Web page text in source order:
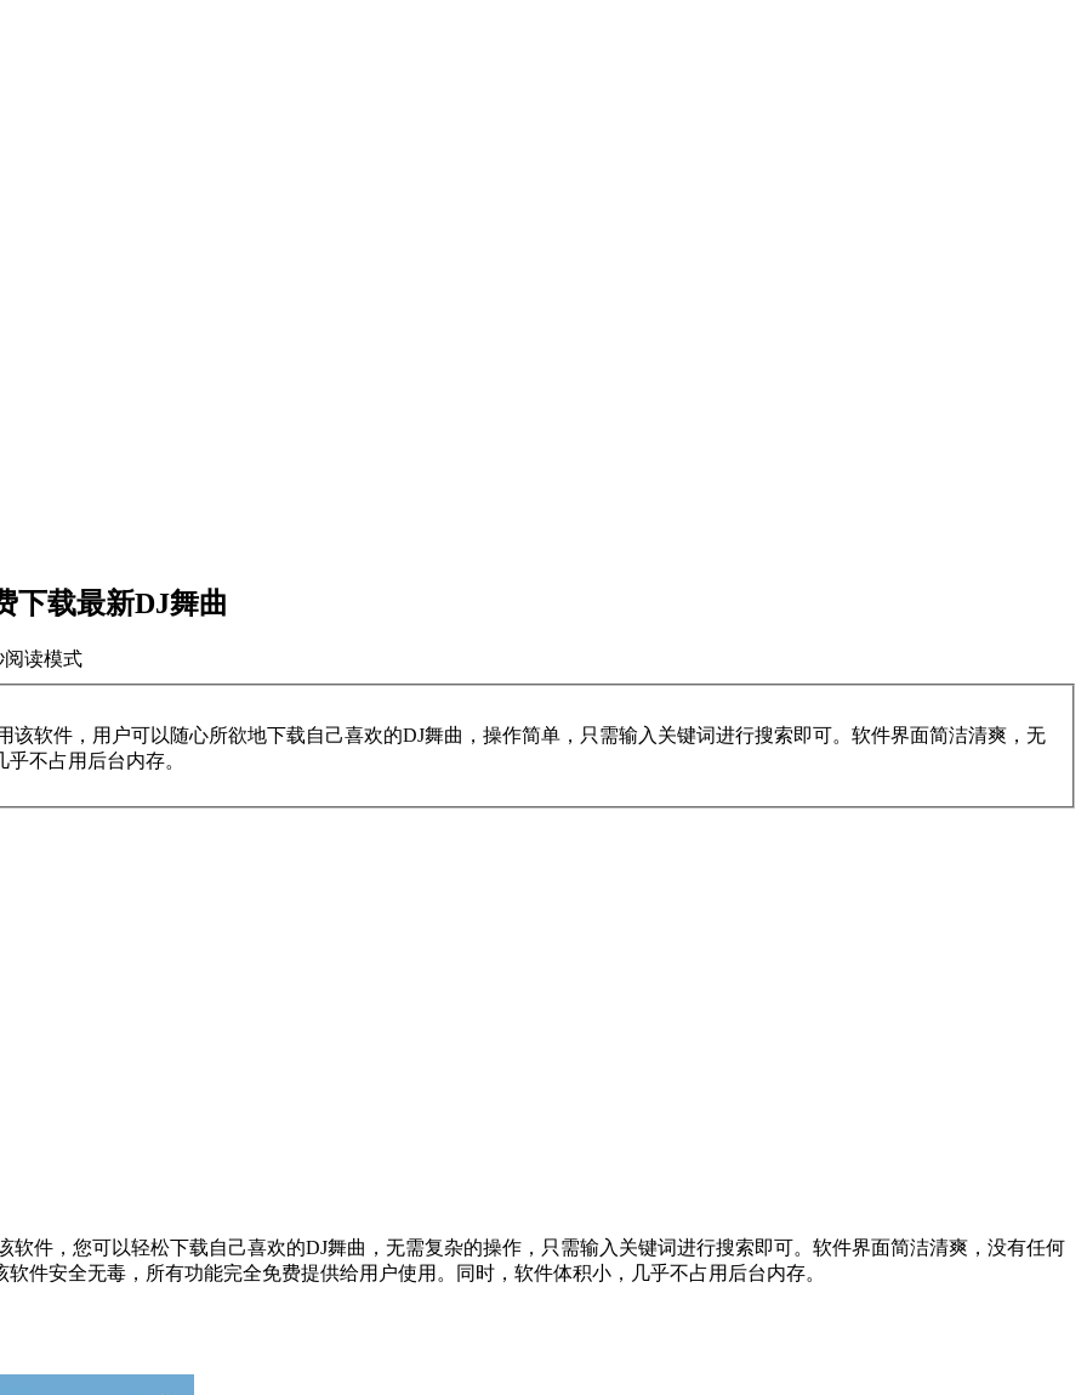
下载最新DJ舞曲
阅读模式
该软件，用户可以随心所欲地下载自己喜欢的DJ舞曲，操作简单，只需输入关键词进行搜索即可。软件界面简洁清爽，无
不占用后台内存。
件，您可以轻松下载自己喜欢的DJ舞曲，无需复杂的操作，只需输入关键词进行搜索即可。软件界面简洁清爽，没有任何
件安全无毒，所有功能完全免费提供给用户使用。同时，软件体积小，几乎不占用后台内存。